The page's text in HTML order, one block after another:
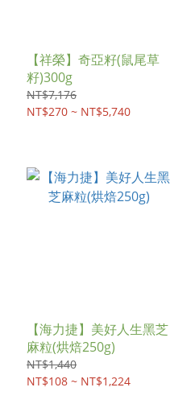
【祥榮】奇亞籽(鼠尾草
籽)300g
NT$7,176
NT$270 ~ NT$5,740
【海力捷】美好人生黑芝
麻粒(烘焙250g)
NT$1,440
NT$108 ~ NT$1,224